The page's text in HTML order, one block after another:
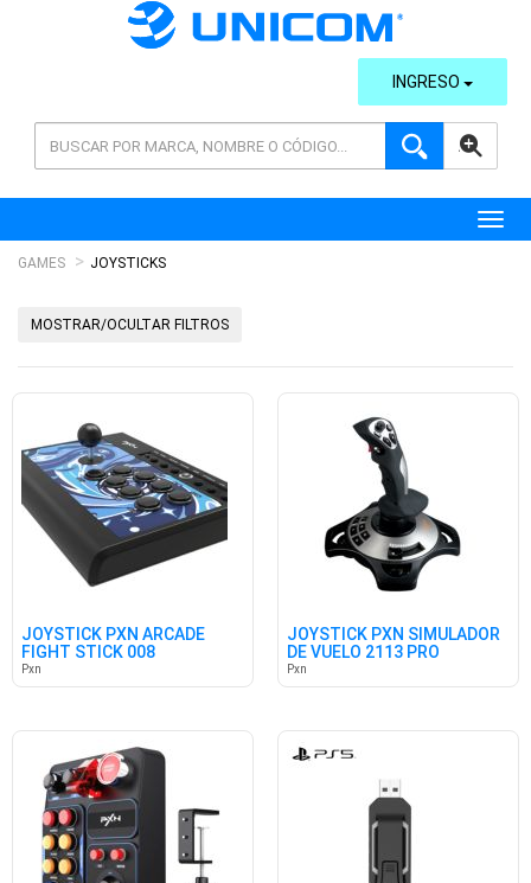
AVANZADA
INGRESO
GAMES JOYSTICKS
MOSTRAR/OCULTAR FILTROS
JOYSTICK PXN ARCADE
FIGHT STICK 008
Pxn
JOYSTICK PXN SIMULADOR
DE VUELO 2113 PRO
Pxn